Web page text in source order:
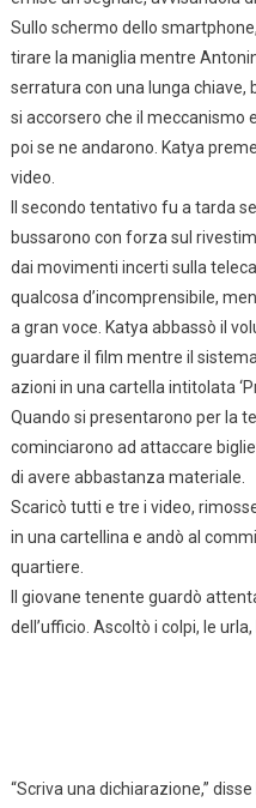
Sullo schermo dello
tirare la maniglia mentre
serratura con una lunga
si accorsero che il meccanismo
poi se ne andarono. Katya
video.
Il secondo tentativo fu a tarda
bussarono con forza sul
dai movimenti incerti sulla
qualcosa d’incomprensibile,
a gran voce. Katya abbassò il
guardare il film mentre il
azioni in una cartella intitolata
Quando si presentarono per la
cominciarono ad attaccare
di avere abbastanza materiale.
Scaricò tutti e tre i video,
in una cartellina e andò al
quartiere.
Il giovane tenente guardò
dell’ufficio. Ascoltò i colpi, le
“Scriva una dichiarazione,”